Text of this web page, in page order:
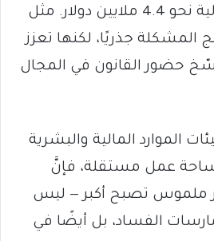
بلغت قيمتها الإجمالية نحو 4.4 ملايين دولار. مثل
المشكلة جذريًا، لكنها تعزز
حضور القانون في المجال
الموارد المالية والبشرية
عمل مستقلة، فإنَّ
ملموس تصبح أكبر — ليس
الفساد، بل أيضًا في